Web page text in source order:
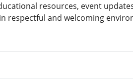
resources, event
respectful and welcoming